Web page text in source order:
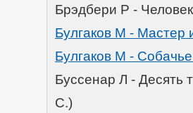
Брэдбери Р -
Булгаков М - Мастер
Булгаков М -
Буссенар Л - Десять
С.)